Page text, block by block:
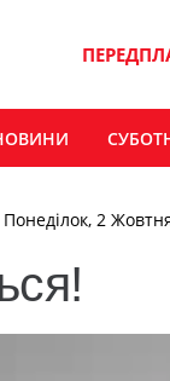
Понеділок, 2